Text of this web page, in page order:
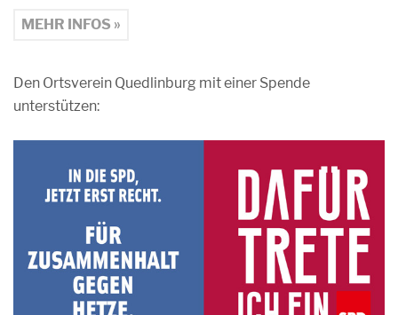
MEHR INFOS »
Den Ortsverein Quedlinburg mit einer Spende
unterstützen: